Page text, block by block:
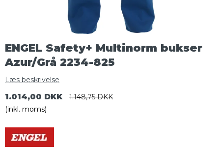
ENGEL Safety+ Multinorm bukser
Azur/Grå 2234-825
Læs beskrivelse
1.014,00 DKK
1.148,75 DKK
(inkl. moms)